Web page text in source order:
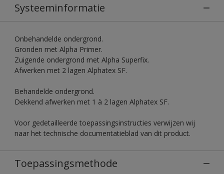
Systeeminformatie
Onbehandelde ondergrond.
Gronden met Alpha Primer.
Zuigende ondergrond met Alpha Superfix.
Afwerken met 2 lagen Alphatex SF.
Behandelde ondergrond.
Dekkend afwerken met 1 à 2 lagen Alphatex SF.
Voor gedetailleerde toepassingsinstructies verwijzen wij
naar het technische documentatieblad van dit product.
Toepassingsmethode